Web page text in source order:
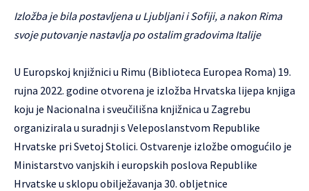
Izložba je bila postavljena u Ljubljani i Sofiji, a nakon Rima
svoje putovanje nastavlja po ostalim gradovima Italije
U Europskoj knjižnici u Rimu (Biblioteca Europea Roma) 19.
rujna 2022. godine otvorena je izložba Hrvatska lijepa knjiga
koju je Nacionalna i sveučilišna knjižnica u Zagrebu
organizirala u suradnji s Veleposlanstvom Republike
Hrvatske pri Svetoj Stolici. Ostvarenje izložbe omogućilo je
Ministarstvo vanjskih i europskih poslova Republike
Hrvatske u sklopu obilježavanja 30. obljetnice